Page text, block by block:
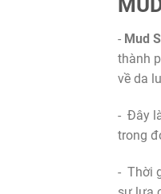
- Mud
thành
về da
- Đây
trong
- Thời